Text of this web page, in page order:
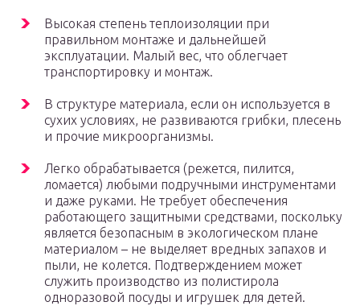
Высокая степень теплоизоляции при
правильном монтаже и дальнейшей
эксплуатации. Малый вес, что облегчает
транспортировку и монтаж.
В структуре материала, если он используется в
сухих условиях, не развиваются грибки, плесень
и прочие микроорганизмы.
Легко обрабатывается (режется, пилится,
ломается) любыми подручными инструментами
и даже руками. Не требует обеспечения
работающего защитными средствами, поскольку
является безопасным в экологическом плане
материалом – не выделяет вредных запахов и
пыли, не колется. Подтверждением может
служить производство из полистирола
одноразовой посуды и игрушек для детей.